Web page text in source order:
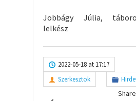
Jobbágy Júlia,
lelkész
2022-05-18 at 17:17
Szerkesztok